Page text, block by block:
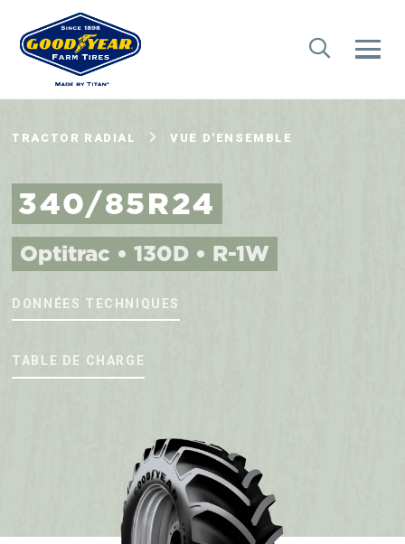
TRACTOR RADIAL VUE D'ENSEMBLE
340/85R24
Optitrac • 130D • R-1W
DONNÉES TECHNIQUES
TABLE DE CHARGE